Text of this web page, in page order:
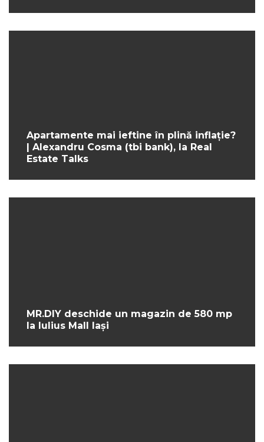
Apartamente mai ieftine în plină inflație?
| Alexandru Cosma (tbi bank), la Real
Estate Talks
MR.DIY deschide un magazin de 580 mp
la Iulius Mall Iași